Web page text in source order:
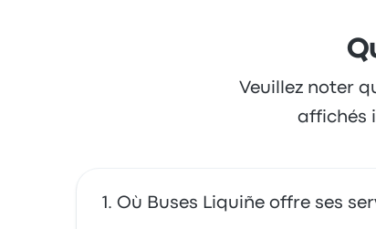
Veuillez noter
affichés
Où Buses Liquiñe offre ses